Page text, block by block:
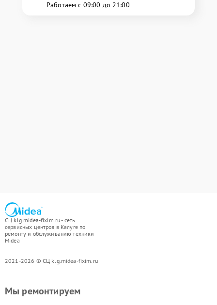
Работаем с 09:00 до 21:00
СЦ klg.midea-fixim.ru - сеть
сервисных центров в Калуге по
ремонту и обслуживанию техники
Midea
2021-2026 © СЦ klg.midea-fixim.ru
Мы ремонтируем